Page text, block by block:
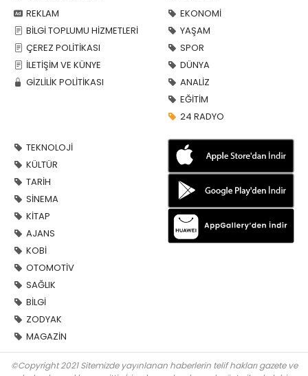
REKLAM
BİLGİ TOPLUMU HİZMETLERİ
ÇEREZ POLİTİKASI
İLETİŞİM VE KÜNYE
GİZLİLİK POLİTİKASI
EKONOMİ
YAŞAM
SPOR
DÜNYA
ANALİZ
EĞİTİM
24 RADYO
TEKNOLOJİ
KÜLTÜR
TARİH
SİNEMA
KİTAP
AJANS
KOBİ
OTOMOTİV
SAĞLIK
BİLGİ
ZODYAK
MAGAZİN
©Copyright 2021 Sitemizde yayınlanan haberlerin telif hakları gazete ve